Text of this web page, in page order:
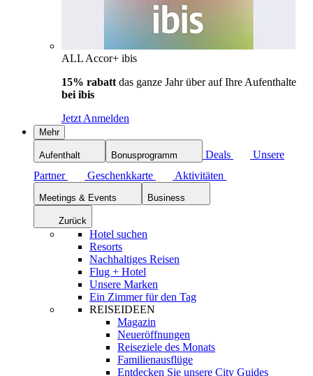
ALL Accor+ ibis
15% rabatt das ganze Jahr über auf Ihre Aufenthalte
bei ibis
Jetzt Anmelden
Mehr
Aufenthalt Bonusprogramm Deals
Unsere
Partner
Geschenkkarte Aktivitäten
Meetings & Events Business
Zurück
Hotel suchen
Resorts
Nachhaltiges Reisen
Flug + Hotel
Unsere Marken
Ein Zimmer für den Tag
REISEIDEEN
Magazin
Neueröffnungen
Reiseziele des Monats
Familienausflüge
Entdecken Sie unsere City Guides